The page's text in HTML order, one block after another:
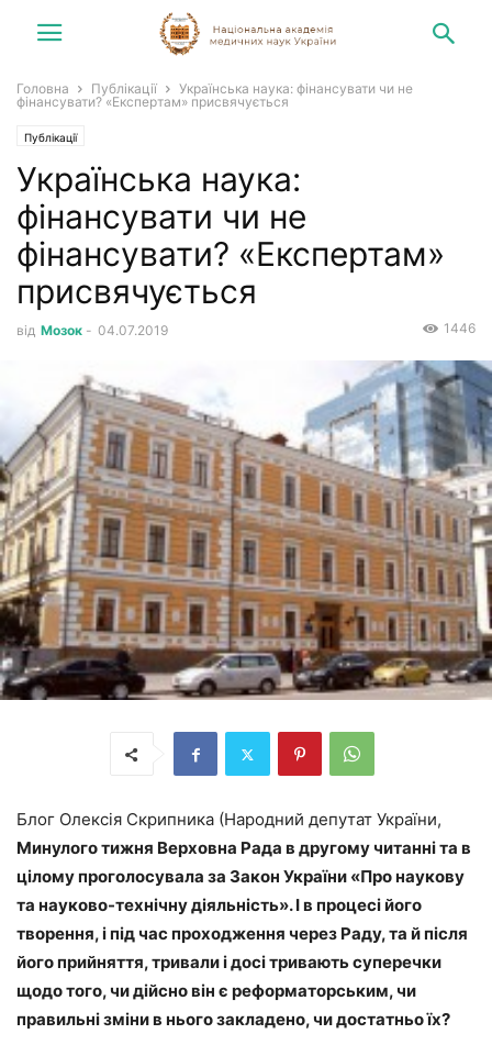
Головна Публікації
Українська наука: фінансувати чи не
фінансувати? «Експертам» присвячується
Публікації
Українська наука:
фінансувати чи не
фінансувати? «Експертам»
присвячується
від Мозок - 04.07.2019 1446
Блог Олексія Скрипника (Народний депутат України,
Минулого тижня Верховна Рада в другому читанні та в
цілому проголосувала за Закон України «Про наукову
та науково-технічну діяльність». І в процесі його
творення, і під час проходження через Раду, та й після
його прийняття, тривали і досі тривають суперечки
щодо того, чи дійсно він є реформаторським, чи
правильні зміни в нього закладено, чи достатньо їх?